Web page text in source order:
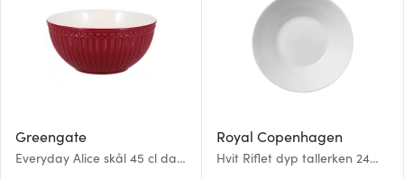
Greengate
Everyday Alice skål 45 cl dark
Royal Copenhagen
Hvit Riflet dyp tallerken 24